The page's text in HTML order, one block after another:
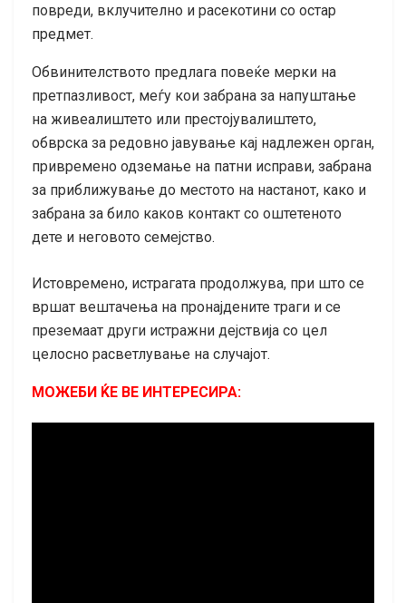
повреди, вклучително и расекотини со остар
предмет.
Обвинителството предлага повеќе мерки на
претпазливост, меѓу кои забрана за напуштање
на живеалиштето или престојувалиштето,
обврска за редовно јавување кај надлежен орган,
привремено одземање на патни исправи, забрана
за приближување до местото на настанот, како и
забрана за било каков контакт со оштетеното
дете и неговото семејство.
Истовремено, истрагата продолжува, при што се
вршат вештачења на пронајдените траги и се
преземаат други истражни дејствија со цел
целосно расветлување на случајот.
МОЖЕБИ ЌЕ ВЕ ИНТЕРЕСИРА: